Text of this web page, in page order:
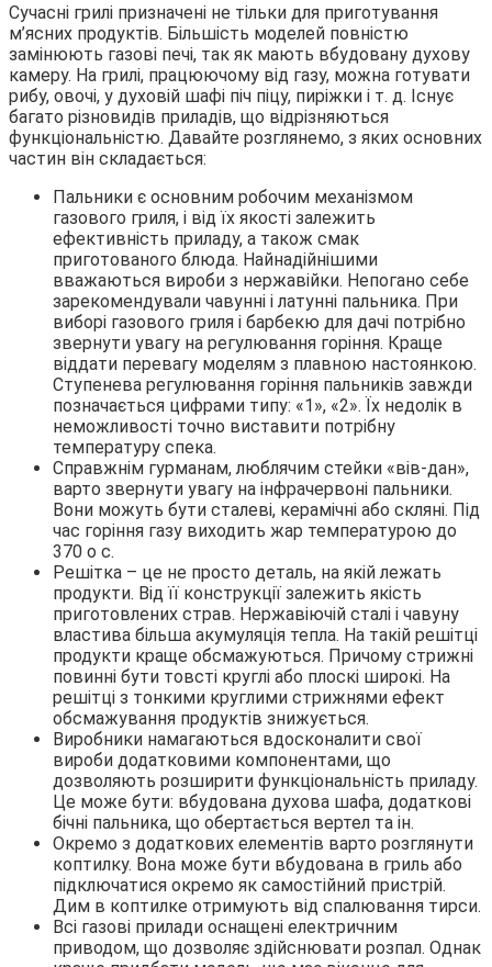
Сучасні грилі призначені не тільки для приготування
м’ясних продуктів. Більшість моделей повністю
замінюють газові печі, так як мають вбудовану духову
камеру. На грилі, працюючому від газу, можна готувати
рибу, овочі, у духовій шафі піч піцу, пиріжки і т. д. Існує
багато різновидів приладів, що відрізняються
функціональністю. Давайте розглянемо, з яких основних
частин він складається:
Пальники є основним робочим механізмом
газового гриля, і від їх якості залежить
ефективність приладу, а також смак
приготованого блюда. Найнадійнішими
вважаються вироби з нержавійки. Непогано себе
зарекомендували чавунні і латунні пальника. При
виборі газового гриля і барбекю для дачі потрібно
звернути увагу на регулювання горіння. Краще
віддати перевагу моделям з плавною настоянкою.
Ступенева регулювання горіння пальників завжди
позначається цифрами типу: «1», «2». Їх недолік в
неможливості точно виставити потрібну
температуру спека.
Справжнім гурманам, люблячим стейки «вів-дан»,
варто звернути увагу на інфрачервоні пальники.
Вони можуть бути сталеві, керамічні або скляні. Під
час горіння газу виходить жар температурою до
370 o с.
Решітка – це не просто деталь, на якій лежать
продукти. Від її конструкції залежить якість
приготовлених страв. Нержавіючій сталі і чавуну
властива більша акумуляція тепла. На такій решітці
продукти краще обсмажуються. Причому стрижні
повинні бути товсті круглі або плоскі широкі. На
решітці з тонкими круглими стрижнями ефект
обсмажування продуктів знижується.
Виробники намагаються вдосконалити свої
вироби додатковими компонентами, що
дозволяють розширити функціональність приладу.
Це може бути: вбудована духова шафа, додаткові
бічні пальника, що обертається вертел та ін.
Окремо з додаткових елементів варто розглянути
коптилку. Вона може бути вбудована в гриль або
підключатися окремо як самостійний пристрій.
Дим в коптилке отримують від спалювання тирси.
Всі газові прилади оснащені електричним
приводом, що дозволяє здійснювати розпал. Однак